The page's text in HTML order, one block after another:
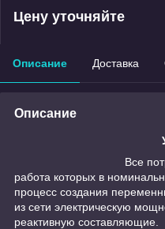
Цену уточняйте
Описание Доставка
Описание
Все потребители
работа которых в
процесс создания
из сети электрическую
реактивную составляющие.